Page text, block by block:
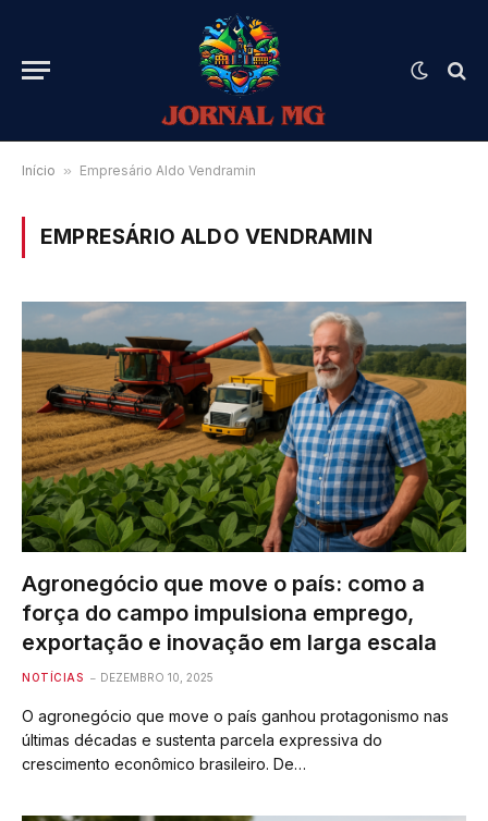
Início » Empresário Aldo Vendramin
EMPRESÁRIO ALDO VENDRAMIN
Agronegócio que move o país: como a
força do campo impulsiona emprego,
exportação e inovação em larga escala
NOTÍCIAS DEZEMBRO 10, 2025
O agronegócio que move o país ganhou protagonismo nas
últimas décadas e sustenta parcela expressiva do
crescimento econômico brasileiro. De…